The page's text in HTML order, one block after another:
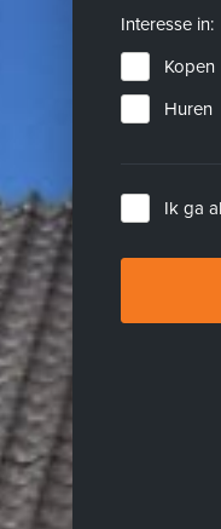
Interesse in:
Kopen
Huren
Ik ga